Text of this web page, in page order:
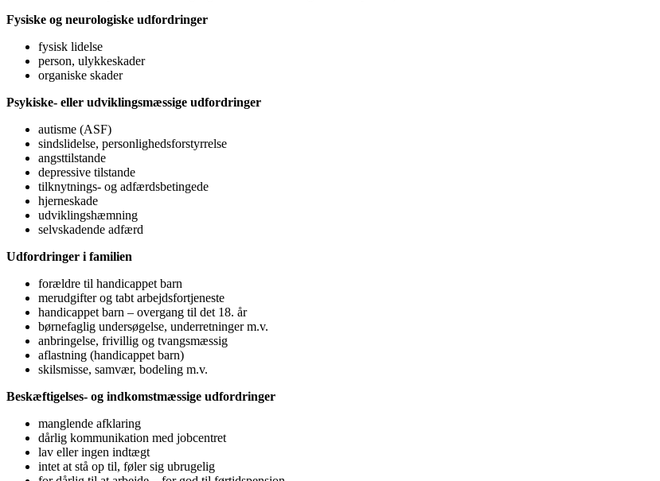
Fysiske og neurologiske udfordringer
fysisk lidelse
person, ulykkeskader
organiske skader
Psykiske- eller udviklingsmæssige udfordringer
autisme (ASF)
sindslidelse, personlighedsforstyrrelse
angsttilstande
depressive tilstande
tilknytnings- og adfærdsbetingede
hjerneskade
udviklingshæmning
selvskadende adfærd
Udfordringer i familien
forældre til handicappet barn
merudgifter og tabt arbejdsfortjeneste
handicappet barn – overgang til det 18. år
børnefaglig undersøgelse, underretninger m.v.
anbringelse, frivillig og tvangsmæssig
aflastning (handicappet barn)
skilsmisse, samvær, bodeling m.v.
Beskæftigelses- og indkomstmæssige udfordringer
manglende afklaring
dårlig kommunikation med jobcentret
lav eller ingen indtægt
intet at stå op til, føler sig ubrugelig